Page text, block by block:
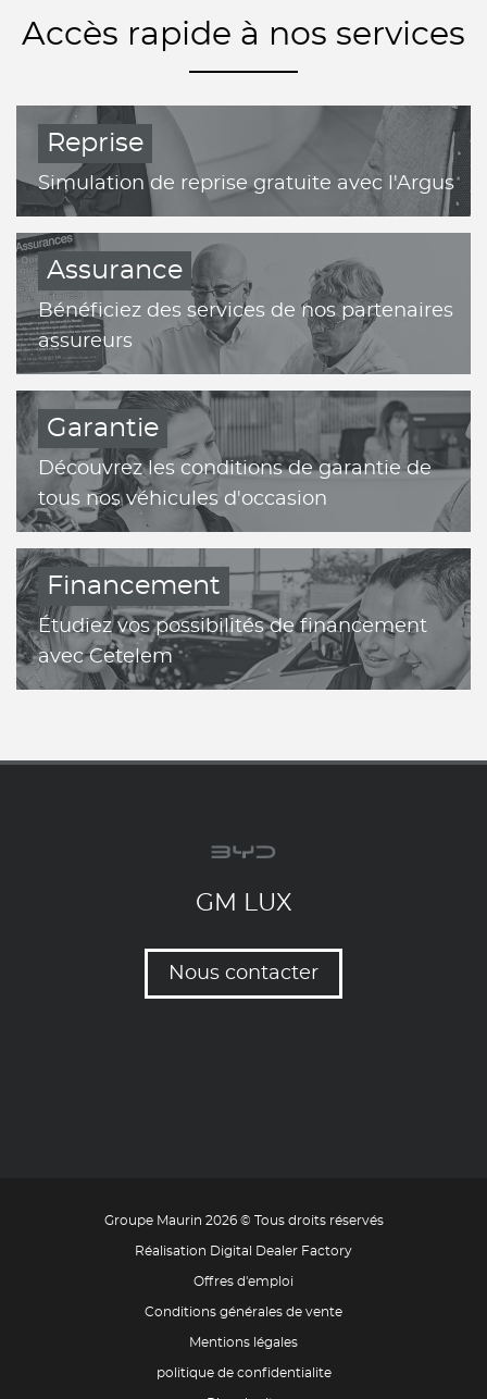
Accès rapide à nos services
Reprise
Simulation de reprise gratuite avec l'Argus
Assurance
Bénéficiez des services de nos partenaires
assureurs
Garantie
Découvrez les conditions de garantie de
tous nos véhicules d'occasion
Financement
Étudiez vos possibilités de financement
avec Cetelem
GM LUX
Nous contacter
Groupe Maurin 2026 © Tous droits réservés
Réalisation Digital Dealer Factory
Offres d'emploi
Conditions générales de vente
Mentions légales
politique de confidentialite